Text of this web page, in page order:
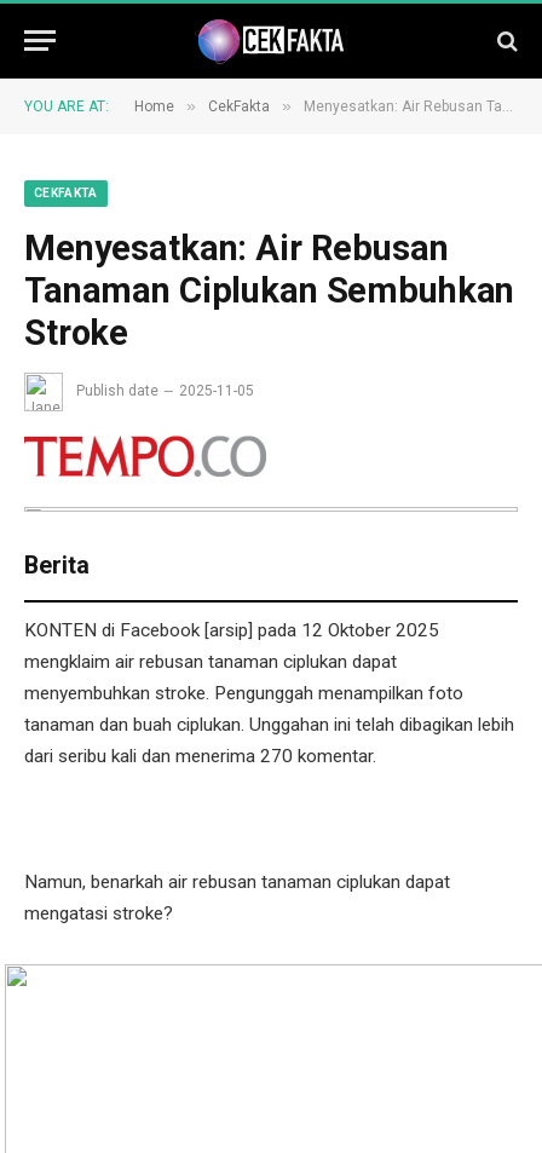
YOU ARE AT: Home » CekFakta » Menyesatkan: Air Rebusan Tanaman Ciplukan Sembuhkan Stroke
CEKFAKTA
Menyesatkan: Air Rebusan
Tanaman Ciplukan Sembuhkan
Stroke
Publish date 2025-11-05
Berita
KONTEN di Facebook [arsip] pada 12 Oktober 2025
mengklaim air rebusan tanaman ciplukan dapat
menyembuhkan stroke. Pengunggah menampilkan foto
tanaman dan buah ciplukan. Unggahan ini telah dibagikan lebih
dari seribu kali dan menerima 270 komentar.
Namun, benarkah air rebusan tanaman ciplukan dapat
mengatasi stroke?